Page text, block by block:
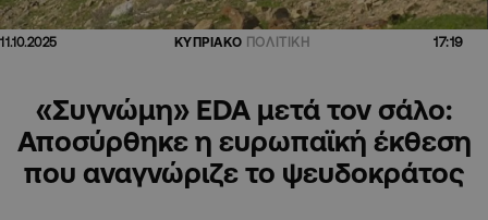
11.10.2025 ΚΥΠΡΙΑΚΟ ΠΟΛΙΤΙΚΗ 17:19
«Συγνώμη» EDA μετά τον σάλο:
Αποσύρθηκε η ευρωπαϊκή έκθεση
που αναγνώριζε το ψευδοκράτος